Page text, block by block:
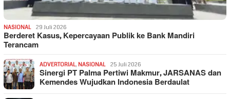
NASIONAL 29 Juli 2026
Berderet Kasus, Kepercayaan Publik ke Bank Mandiri
Terancam
ADVERTORIAL, NASIONAL 25 Juli 2026
Sinergi PT Palma Pertiwi Makmur, JARSANAS dan
Kemendes Wujudkan Indonesia Berdaulat